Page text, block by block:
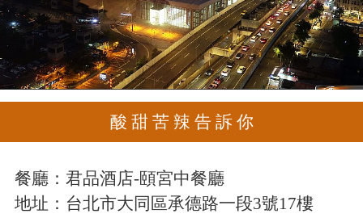
酸 甜 苦 辣 告 訴 你
餐廳： 君品酒店-頤宮中餐廳
地址： 台北市大同區承德路一段3號17樓